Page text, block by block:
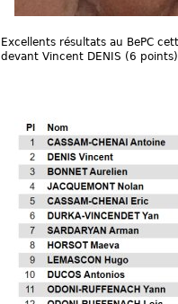
Excellents résultats au BePC
devant Vincent DENIS (6